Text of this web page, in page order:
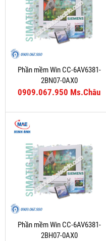
Phần mềm Win CC-6AV6381-
2BN07-0AX0
0909.067.950 Ms.Châu
Phần mềm Win CC-6AV6381-
2BH07-0AX0